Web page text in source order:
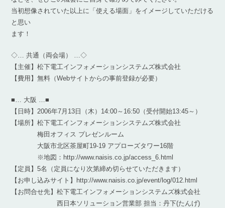
当初想像されていた以上に「使える場面」をイメージしていただける
と思い
ます！
◇… 共通（両会場） …◇
【主催】松下電工インフォメーションシステムズ株式会社
【費用】無料（Webサイトからの事前登録が必要）
■… 大阪 …■
【日時】2006年7月13日（木）14:00～16:50（受付開始13:45～）
【場所】松下電工インフォメーションシステムズ株式会社
梅田オフィス プレゼンルーム
大阪市北区茶屋町19-19 アプローズタワー16階
※地図：http://www.naisis.co.jp/access_6.html
【定員】5名（定員になり次第締め切らせていただきます）
【お申し込みサイト】http://www.naisis.co.jp/event/log/012.html
【お問合せ先】松下電工インフォメーションシステムズ株式会社
西日本ソリューション営業部 担当：丹下(たんげ)